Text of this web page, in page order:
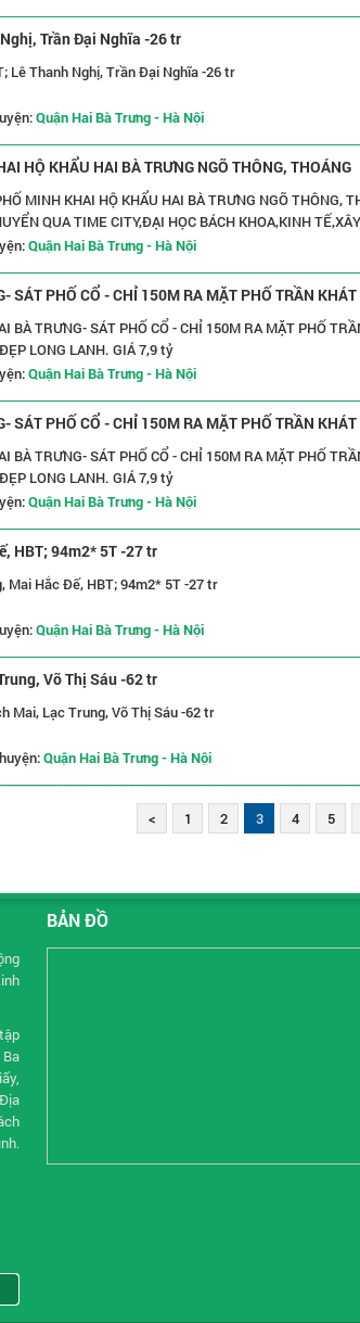
Trần Đại Nghĩa -26 tr
Lê Thanh Nghị, Trần Đại Nghĩa -26 tr
Quận Hai Bà Trưng - Hà Nội
HỘ KHẨU HAI BÀ TRƯNG NGÕ THÔNG, THOÁNG
CITY,ĐẠI HỌC BÁCH KHOA,KINH TẾ,XÂY DỰNG
QUA TIME CITY,ĐẠI HỌC BÁCH KHOA,KINH
Quận Hai Bà Trưng - Hà Nội
SÁT PHỐ CỔ - CHỈ 150M RA MẶT PHỐ TRẦN
7,9 tỷ
BÀ TRƯNG- SÁT PHỐ CỔ - CHỈ 150M RA MẶT PHỐ
LONG LANH. GIÁ 7,9 tỷ
Quận Hai Bà Trưng - Hà Nội
SÁT PHỐ CỔ - CHỈ 150M RA MẶT PHỐ TRẦN
7,9 tỷ
BÀ TRƯNG- SÁT PHỐ CỔ - CHỈ 150M RA MẶT PHỐ
LONG LANH. GIÁ 7,9 tỷ
Quận Hai Bà Trưng - Hà Nội
HBT; 94m2* 5T -27 tr
Mai Hắc Đế, HBT; 94m2* 5T -27 tr
Quận Hai Bà Trưng - Hà Nội
Võ Thị Sáu -62 tr
Mai, Lạc Trung, Võ Thị Sáu -62 tr
Quận Hai Bà Trưng - Hà Nội
< 1 2 3 4 5
BẢN ĐỒ